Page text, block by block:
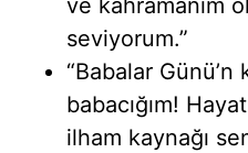
ve kahramanım
seviyorum.”
“Babalar
babacığım!
ilham kaynağı